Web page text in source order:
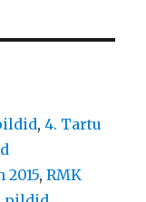
,4. Tartu
2015,RMK